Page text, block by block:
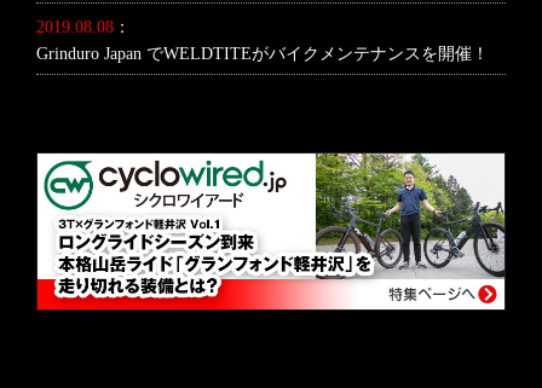
2019.08.08 ：
Grinduro Japan でWELDTITEがバイクメンテナンスを開催！